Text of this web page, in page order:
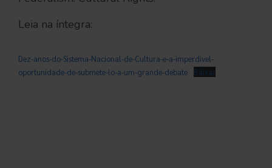
Leia na íntegra:
Dez-anos-do-Sistema-Nacional-de-Cultura-e-a-imperdivel-
oportunidade-de-submete-lo-a-um-grande-debate
Baixar